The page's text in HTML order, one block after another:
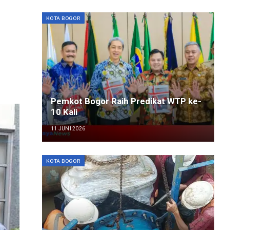
KOTA BOGOR
Pemkot Bogor Raih Predikat WTP ke-
10 Kali
11 JUNI 2026
KOTA BOGOR